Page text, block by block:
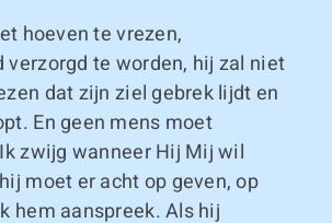
hoeven te vrezen,
verzorgd te worden, hij zal niet
dat zijn ziel gebrek lijdt en
En geen mens moet
zwijg wanneer Hij Mij wil
moet er acht op geven, op
hem aanspreek. Als hij